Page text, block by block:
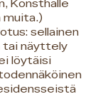
Konsthalle
muita.)
sellainen
tai näyttely
löytäisi